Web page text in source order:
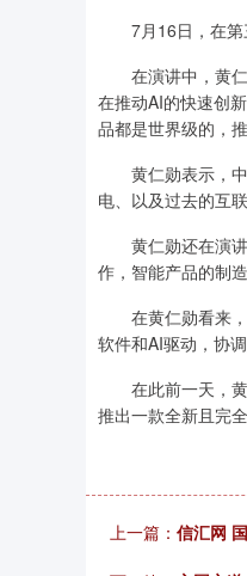
7月16日，在第三
在演讲中，黄仁
在推动AI的快速创
品都是世界级的，
黄仁勋表示，中
电、以及过去的互
黄仁勋还在演讲
作，智能产品的制
在黄仁勋看来，
软件和AI驱动，协
在此前一天，黄
推出一款全新且完
上一篇： 信汇网